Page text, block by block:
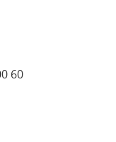
00 60